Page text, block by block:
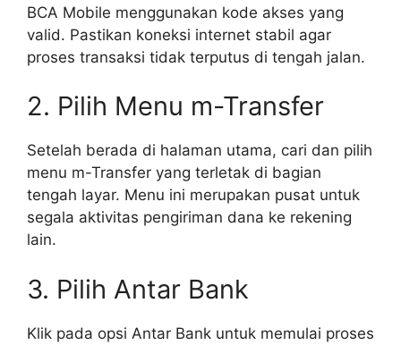
BCA Mobile menggunakan kode akses yang
valid. Pastikan koneksi internet stabil agar
proses transaksi tidak terputus di tengah jalan.
2. Pilih Menu m-Transfer
Setelah berada di halaman utama, cari dan pilih
menu m-Transfer yang terletak di bagian
tengah layar. Menu ini merupakan pusat untuk
segala aktivitas pengiriman dana ke rekening
lain.
3. Pilih Antar Bank
Klik pada opsi Antar Bank untuk memulai proses